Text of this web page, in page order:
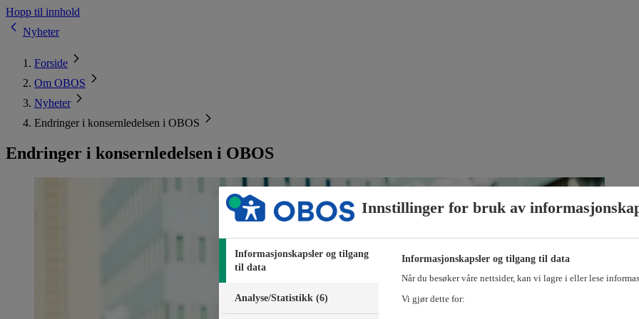
Hopp til innhold
Nyheter
Forside
Om OBOS
Nyheter
Endringer i konsernledelsen i OBOS
Endringer i konsernledelsen i OBOS
Innstillinger for bruk av
Informasjonskapsler og tilgang
til data
Analyse/Statistikk (6)
Informasjonskapsler og tilgang til data
Når du besøker våre nettsider, kan vi lagre i eller lese
Vi gjør dette for: